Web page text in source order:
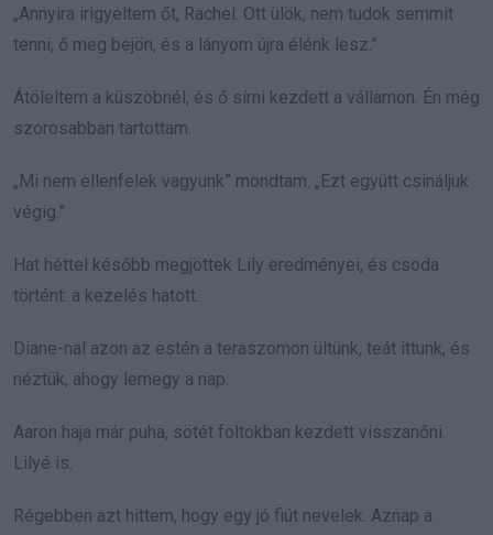
„Annyira irigyeltem őt, Rachel. Ott ülök, nem tudok semmit
tenni, ő meg bejön, és a lányom újra élénk lesz.”
Átöleltem a küszöbnél, és ő sírni kezdett a vállamon. Én még
szorosabban tartottam.
„Mi nem ellenfelek vagyunk” mondtam. „Ezt együtt csináljuk
végig.”
Hat héttel később megjöttek Lily eredményei, és csoda
történt: a kezelés hatott.
Diane-nal azon az estén a teraszomon ültünk, teát ittunk, és
néztük, ahogy lemegy a nap.
Aaron haja már puha, sötét foltokban kezdett visszanőni.
Lilyé is.
Régebben azt hittem, hogy egy jó fiút nevelek. Aznap a